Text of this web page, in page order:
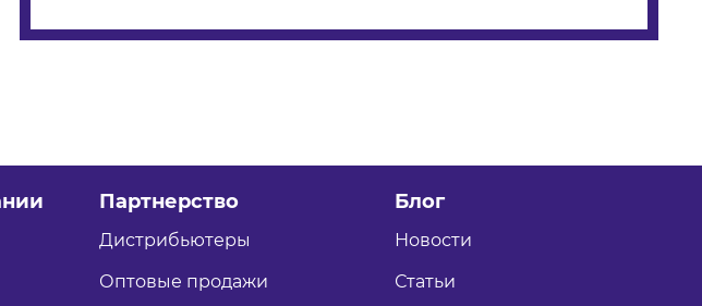
Партнерство
Дистрибьютеры
Оптовые продажи
Блог
Новости
Статьи